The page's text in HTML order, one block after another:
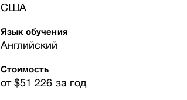
США
Язык обучения
Английский
Стоимость
от $51 226 за год